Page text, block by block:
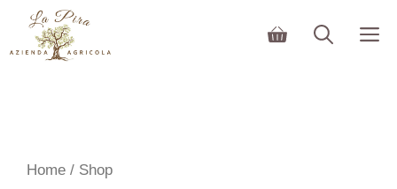
contenuto
Home / Shop